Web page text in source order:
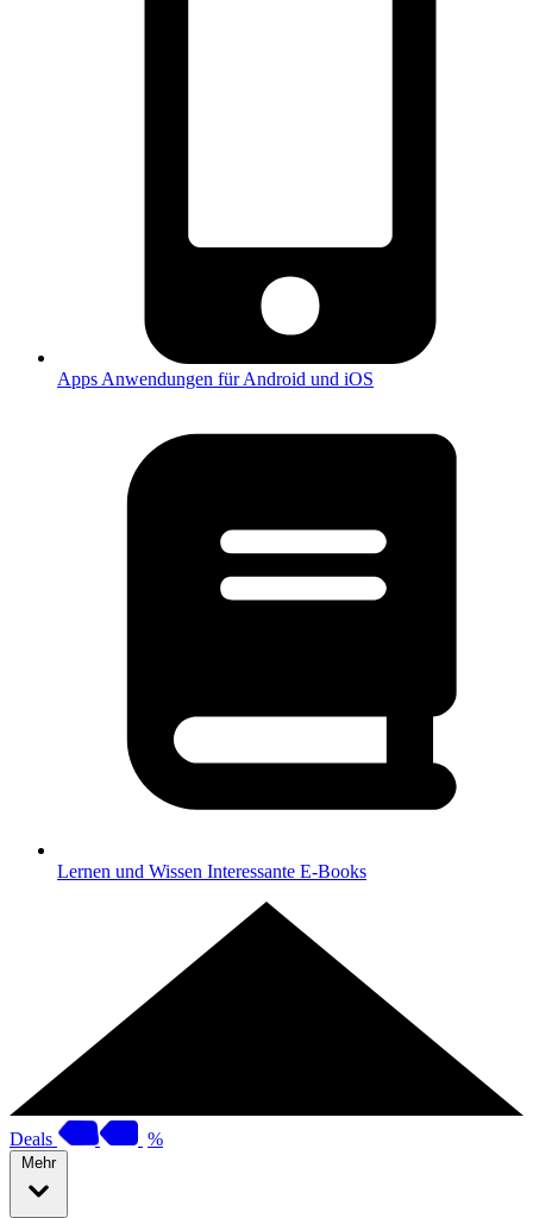
Apps Anwendungen für Android und iOS
Lernen und Wissen Interessante E-Books
Deals %
Mehr